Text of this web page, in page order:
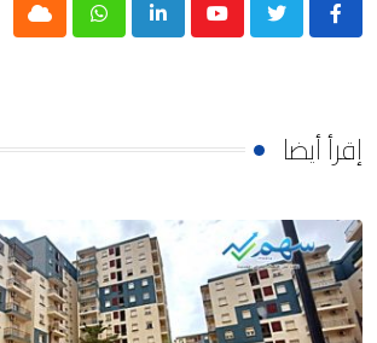
Youtube
LinkedIn
Whatsapp
Cloud
إقرأ أيضا